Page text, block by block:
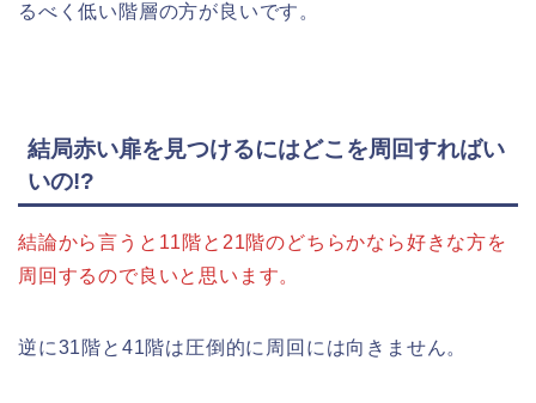
るべく低い階層の方が良いです。
結局赤い扉を見つけるにはどこを周回すればい
いの!?
結論から言うと11階と21階のどちらかなら好きな方を
周回するので良いと思います。
逆に31階と41階は圧倒的に周回には向きません。